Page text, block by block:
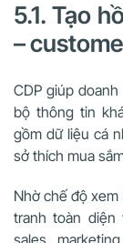
5.1. Tạo
–
CDP giúp
bộ thông tin
gồm dữ liệu cá
sở thích mua
Nhờ chế độ
tranh toàn